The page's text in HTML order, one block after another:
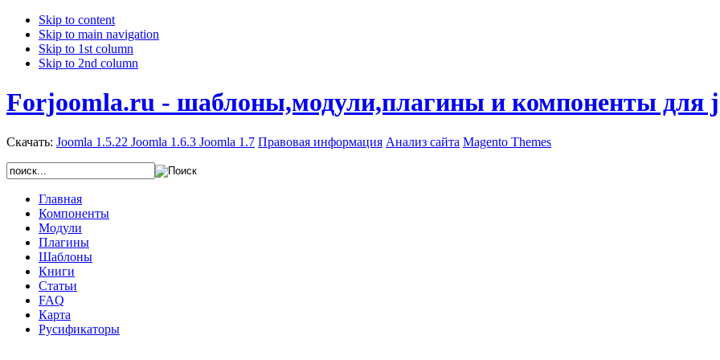
Skip to content
Skip to main navigation
Skip to 1st column
Skip to 2nd column
Forjoomla.ru - шаблоны,модули,плагины и компоненты для
Скачать: Joomla 1.5.22 Joomla 1.6.3 Joomla 1.7 Правовая информация Анализ сайта Magento Themes
Главная
Компоненты
Модули
Плагины
Шаблоны
Книги
Статьи
FAQ
Карта
Русификаторы